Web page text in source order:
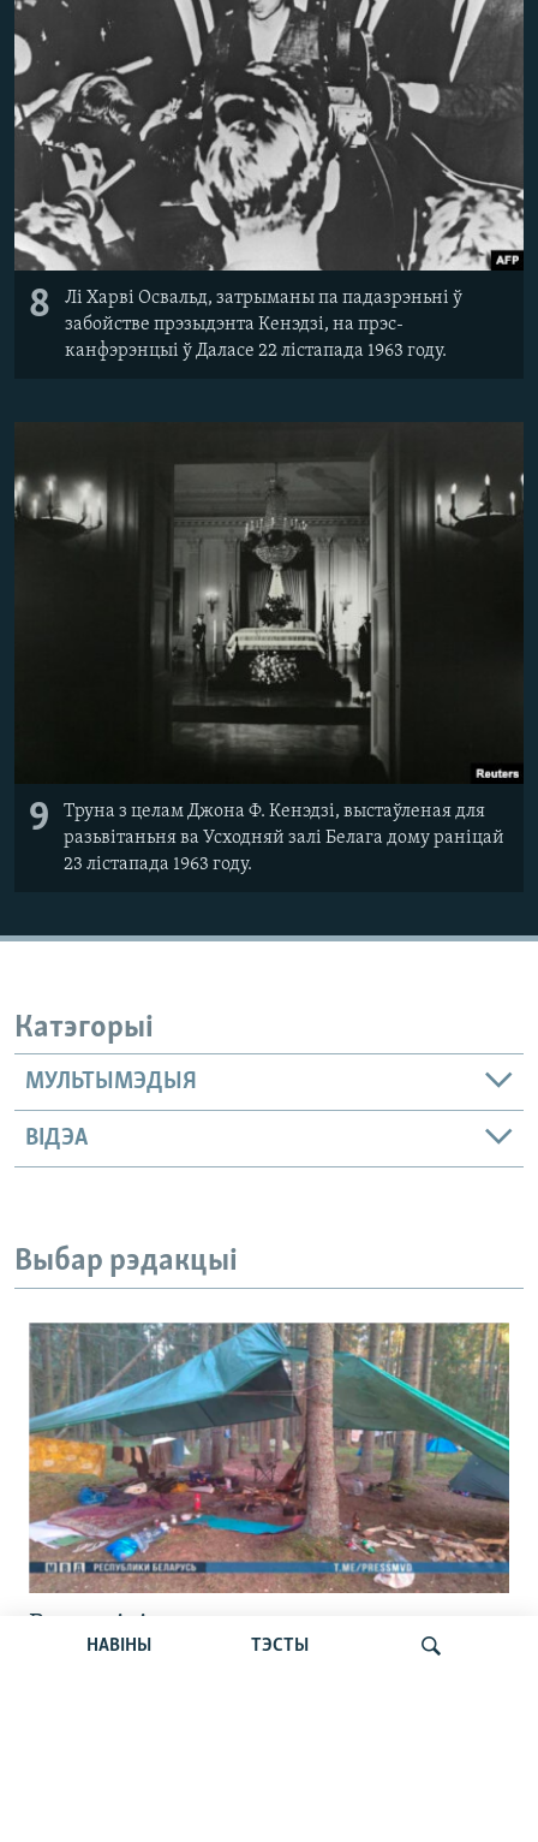
НАВІНЫ ТЭСТЫ
8
Лі Харві Освальд, затрыманы па падазрэньні ў
забойстве прэзыдэнта Кенэдзі, на прэс-
канфэрэнцыі ў Даласе 22 лістапада 1963 году.
9
Труна з целам Джона Ф. Кенэдзі, выстаўленая для
разьвітаньня ва Усходняй залі Белага дому раніцай
23 лістапада 1963 году.
Катэгорыі
МУЛЬТЫМЭДЫЯ
ВІДЭА
Выбар рэдакцыі
Вызвалілі асуджанага на сем сутак
зьняволеньня ўдзельніка зьезду «Сям’і